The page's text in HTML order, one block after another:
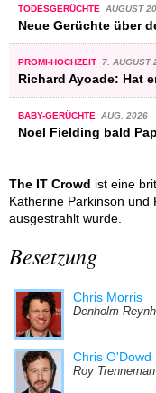
TODESGERÜCHTE AUGUST
Neue Gerüchte über
PROMI-HOCHZEIT 7. AUGUST
Richard Ayoade: Hat
BABY-GERÜCHTE AUG. 2026
Noel Fielding bald
The IT Crowd ist eine
Katherine Parkinson und
ausgestrahlt wurde.
Besetzung
Chris Morris
Denholm
Chris O'Dowd
Roy Trenneman